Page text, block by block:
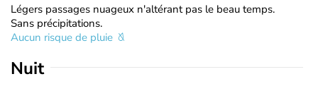
Légers passages nuageux n'altérant pas le beau temps.
Sans précipitations.
Aucun risque de pluie
Nuit